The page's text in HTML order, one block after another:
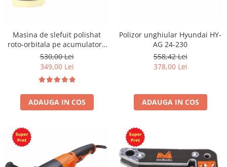
Masina de slefuit polishat
roto-orbitala pe acumulatori,
motor fara perii
530,00 Lei
349,00 Lei
ADAUGA IN COS
Polizor unghiular Hyundai HY-
AG 24-230
558,42 Lei
378,00 Lei
ADAUGA IN COS